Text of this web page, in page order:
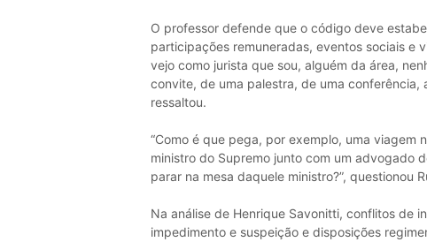
O professor defende que o código deve
participações remuneradas, eventos sociais e
vejo como jurista que sou, alguém da área,
convite, de uma palestra, de uma conferência,
ressaltou.
“Como é que pega, por exemplo, uma
ministro do Supremo junto com um advogado
parar na mesa daquele ministro?”, questionou
Na análise de Henrique Savonitti, conflitos de
impedimento e suspeição e disposições